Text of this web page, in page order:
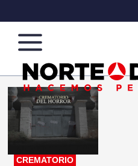
Norte
de
Ciudad
Más
que
noticias,
hacemos periodismo
CREMATORIO